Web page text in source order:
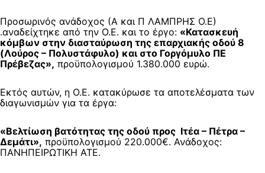
Προσωρινός ανάδοχος (Α και Π ΛΑΜΠΡΗΣ Ο.Ε)
.αναδείχτηκε από την Ο.Ε. και το έργο: «Κατασκευή
κόμβων στην διασταύρωση της επαρχιακής οδού 8
(Λούρος – Πολυστάφυλο) και στο Γοργόμυλο ΠΕ
Πρέβεζας», προϋπολογισμού 1.380.000 ευρώ.
Εκτός αυτών, η Ο.Ε. κατακύρωσε τα αποτελέσματα των
διαγωνισμών για τα έργα:
«Βελτίωση βατότητας της οδού προς Ιτέα – Πέτρα –
Δεμάτι», προϋπολογισμού 220.000€. Ανάδοχος:
ΠΑΝΗΠΕΙΡΩΤΙΚΗ ΑΤΕ.